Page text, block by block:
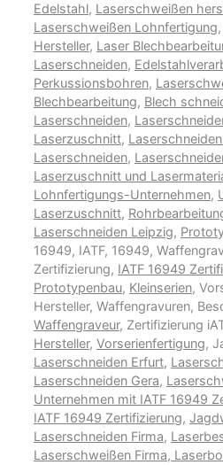
Edelstahl, Laserschweißen
Laserschweißen Lohnfertigung,
Hersteller, Laser
Laserschneiden,
Perkussionsbohren,
Blechbearbeitung, Blech
Laserschneiden,
Laserzuschnitt,
Laserschneiden,
Laserzuschnitt und
Lohnfertigungs-Unternehmen,
Laserzuschnitt,
Laserschneiden Leipzig,
16949, IATF, 16949,
Zertifizierung, IATF 16949
Prototypenbau, Kleinserien,
Hersteller, Waffengravuren,
Waffengraveur, Zertifizierung
Hersteller, Vorserienfertigung,
Laserschneiden Erfurt,
Laserschneiden Gera,
Unternehmen mit IATF 16949
IATF 16949 Zertifizierung,
Laserschneiden Firma,
Laserschweißen Firma,